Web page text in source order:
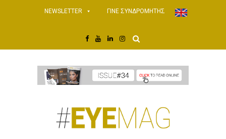
NEWSLETTER ΓΙΝΕ ΣΥΝΔΡΟΜΗΤΗΣ